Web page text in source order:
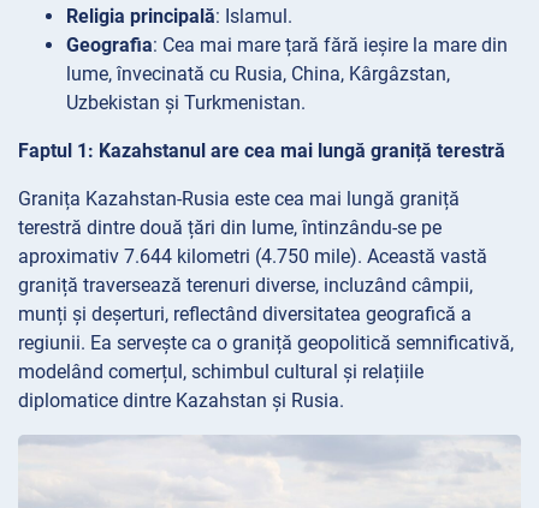
Religia principală: Islamul.
Geografia: Cea mai mare țară fără ieșire la mare din
lume, învecinată cu Rusia, China, Kârgâzstan,
Uzbekistan și Turkmenistan.
Faptul 1: Kazahstanul are cea mai lungă graniță terestră
Granița Kazahstan-Rusia este cea mai lungă graniță
terestră dintre două țări din lume, întinzându-se pe
aproximativ 7.644 kilometri (4.750 mile). Această vastă
graniță traversează terenuri diverse, incluzând câmpii,
munți și deșerturi, reflectând diversitatea geografică a
regiunii. Ea servește ca o graniță geopolitică semnificativă,
modelând comerțul, schimbul cultural și relațiile
diplomatice dintre Kazahstan și Rusia.